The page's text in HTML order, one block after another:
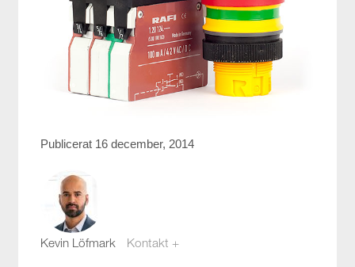
Publicerat 16 december, 2014
Kevin Löfmark Kontakt +